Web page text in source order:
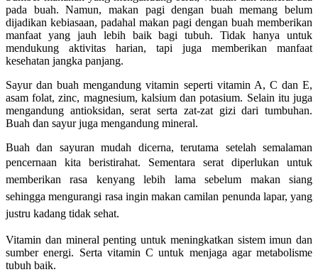
pada buah. Namun, makan pagi dengan buah memang belum
dijadikan kebiasaan, padahal makan pagi dengan buah memberikan
manfaat yang jauh lebih baik bagi tubuh. Tidak hanya untuk
mendukung aktivitas harian, tapi juga memberikan manfaat
kesehatan jangka panjang.
Sayur dan buah mengandung vitamin seperti vitamin A, C dan E,
asam folat, zinc, magnesium, kalsium dan potasium. Selain itu juga
mengandung antioksidan, serat serta zat-zat gizi dari tumbuhan.
Buah dan sayur juga mengandung mineral.
Buah dan sayuran mudah dicerna, terutama setelah semalaman
pencernaan kita beristirahat. Sementara serat diperlukan untuk
memberikan rasa kenyang lebih lama sebelum makan siang
sehingga mengurangi rasa ingin makan camilan penunda lapar, yang
justru kadang tidak sehat.
Vitamin dan mineral penting untuk meningkatkan sistem imun dan
sumber energi. Serta vitamin C untuk menjaga agar metabolisme
tubuh baik.